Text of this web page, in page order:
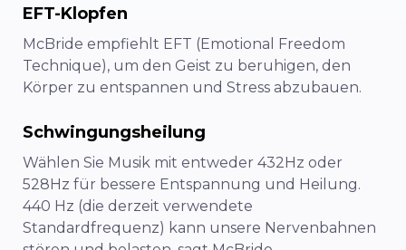
EFT-Klopfen
McBride empfiehlt EFT (Emotional Freedom
Technique), um den Geist zu beruhigen, den
Körper zu entspannen und Stress abzubauen.
Schwingungsheilung
Wählen Sie Musik mit entweder 432Hz oder
528Hz für bessere Entspannung und Heilung.
440 Hz (die derzeit verwendete
Standardfrequenz) kann unsere Nervenbahnen